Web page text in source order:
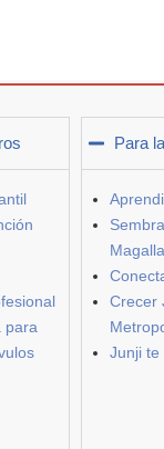
para
Para
Crecer
Junji te